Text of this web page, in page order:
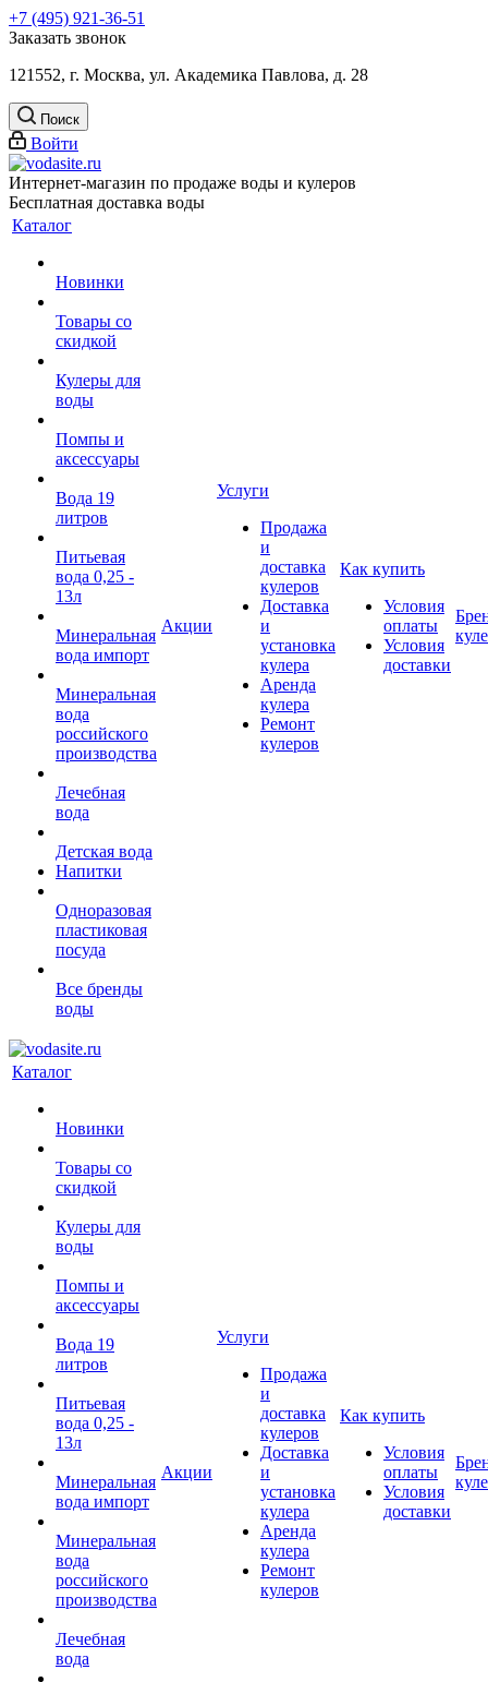
+7 (495) 921-36-51
Заказать звонок
121552, г. Москва, ул. Академика Павлова, д. 28
Поиск
Войти
Интернет-магазин по продаже воды и кулеров
Бесплатная доставка воды
Каталог
Новинки
Товары со
скидкой
Кулеры для
воды
Помпы и
аксессуары
Вода 19
литров
Питьевая
вода 0,25 -
13л
Минеральная
вода импорт
Минеральная
вода
российского
производства
Лечебная
вода
Детская вода
Напитки
Одноразовая
пластиковая
посуда
Все бренды
воды
Акции
Услуги
Продажа
и
доставка
кулеров
Доставка
и
установка
кулера
Аренда
кулера
Ремонт
кулеров
Как купить
Условия
оплаты
Условия
доставки
Каталог
Новинки
Товары со
скидкой
Кулеры для
воды
Помпы и
аксессуары
Вода 19
литров
Питьевая
вода 0,25 -
13л
Минеральная
вода импорт
Минеральная
вода
российского
производства
Лечебная
вода
Акции
Услуги
Продажа
и
доставка
кулеров
Доставка
и
установка
кулера
Аренда
кулера
Ремонт
кулеров
Как купить
Условия
оплаты
Условия
доставки